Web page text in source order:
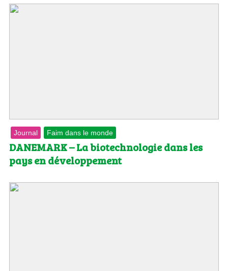
Journal Faim dans le monde
DANEMARK – La biotechnologie dans les
pays en développement